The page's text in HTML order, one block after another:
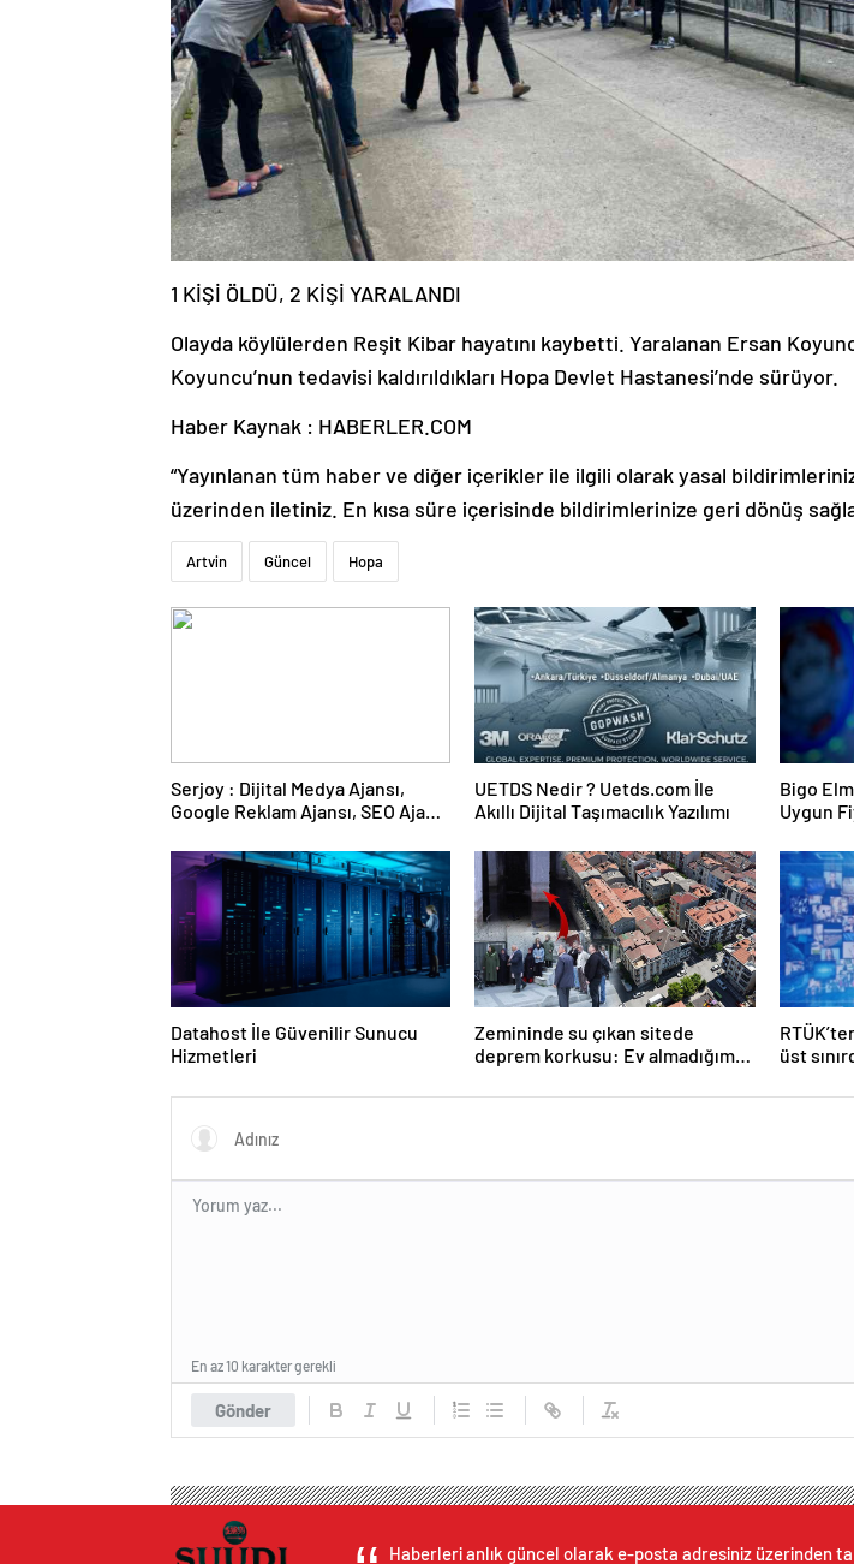
1 KİŞİ ÖLDÜ, 2 KİŞİ YARALANDI
Olayda köylülerden Reşit Kibar hayatını kaybetti. Yaralanan Ersan
Koyuncu’nun tedavisi kaldırıldıkları Hopa Devlet Hastanesi’nde sürüyor.
Haber Kaynak : HABERLER.COM
“Yayınlanan tüm haber ve diğer içerikler ile ilgili olarak yasal
üzerinden iletiniz. En kısa süre içerisinde bildirimlerinize geri dönüş
Artvin Güncel Hopa
Serjoy : Dijital Medya Ajansı,
Google Reklam Ajansı, SEO Ajansı
UETDS Nedir ? Uetds.com İle
Akıllı Dijital Taşımacılık Yazılımı
Bigo
Uygun
Datahost İle Güvenilir Sunucu
Hizmetleri
Zemininde su çıkan sitede
deprem korkusu: Ev almadığımız,
üst
Gönder
En az 10 karakter gerekli
Haberleri anlık güncel olarak e-posta adresiniz üzerinden